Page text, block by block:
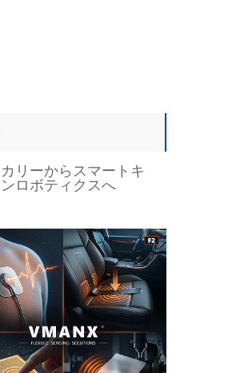
リーからスマートキ
ロボティクスへ